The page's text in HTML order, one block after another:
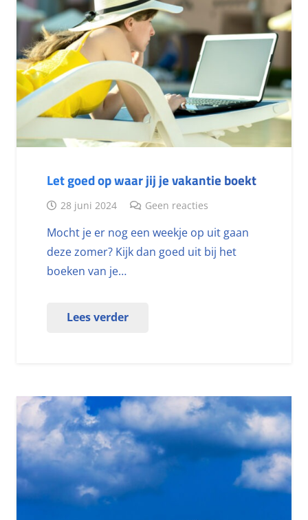
Let goed op waar jij je vakantie boekt
28 juni 2024 Geen reacties
Mocht je er nog een weekje op uit gaan
deze zomer? Kijk dan goed uit bij het
boeken van je…
Lees verder